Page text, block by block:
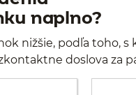
naplno?
nižšie, podľa toho,
doslova za